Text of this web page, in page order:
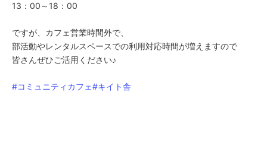
13：00～18：00
ですが、カフェ営業時間外で、
部活動やレンタルスペースでの利用対応時間が増えますので
皆さんぜひご活用ください♪
#コミュニティカフェ#キイト舎